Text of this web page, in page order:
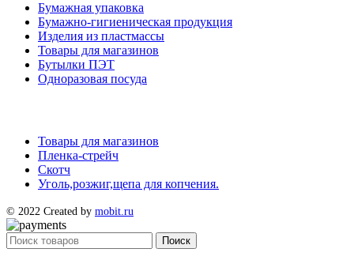
Бумажная упаковка
Бумажно-гигиеническая продукция
Изделия из пластмассы
Товары для магазинов
Бутылки ПЭТ
Одноразовая посуда
Товары для магазинов
Пленка-стрейч
Скотч
Уголь,розжиг,щепа для копчения.
© 2022 Created by mobit.ru
Поиск